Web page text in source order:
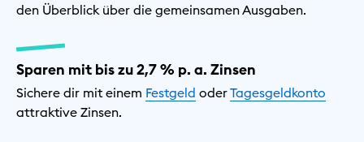
den Überblick über die gemeinsamen Ausgaben.
Sparen mit bis zu 2,7 % p. a. Zinsen
Sichere dir mit einem Festgeld oderTagesgeldkonto
attraktive Zinsen.